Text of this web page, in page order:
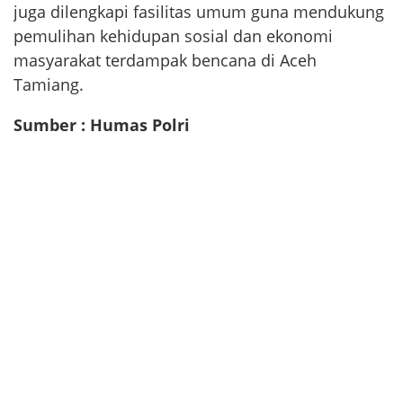
juga dilengkapi fasilitas umum guna mendukung
pemulihan kehidupan sosial dan ekonomi
masyarakat terdampak bencana di Aceh
Tamiang.
Sumber : Humas Polri